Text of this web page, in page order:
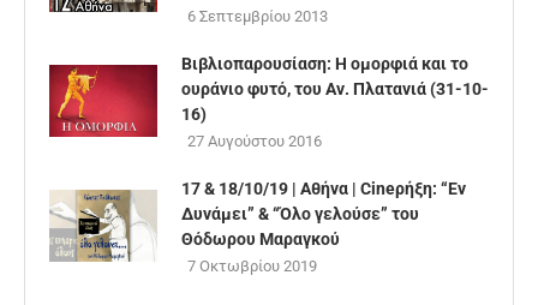
6 Σεπτεμβρίου 2013
Βιβλιοπαρουσίαση: Η ομορφιά και το
ουράνιο φυτό, του Αν. Πλατανιά (31-10-
16)
27 Αυγούστου 2016
17 & 18/10/19 | Αθήνα | Cineρήξη: “Εν
Δυνάμει” & “Όλο γελούσε” του
Θόδωρου Μαραγκού
7 Οκτωβρίου 2019